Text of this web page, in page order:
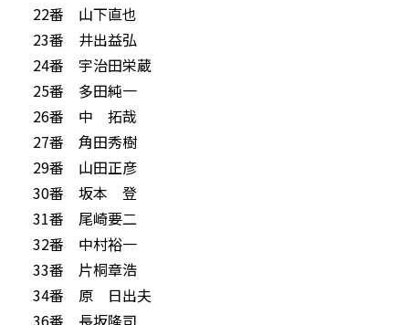
22番 山下直也
23番 井出益弘
24番 宇治田栄蔵
25番 多田純一
26番 中 拓哉
27番 角田秀樹
29番 山田正彦
30番 坂本 登
31番 尾崎要二
32番 中村裕一
33番 片桐章浩
34番 原 日出夫
36番 長坂隆司